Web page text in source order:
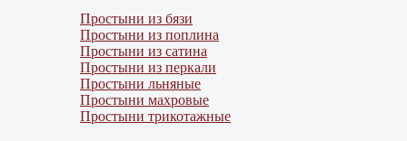
Простыни из бязи
Простыни из поплина
Простыни из сатина
Простыни из перкали
Простыни льняные
Простыни махровые
Простыни трикотажные